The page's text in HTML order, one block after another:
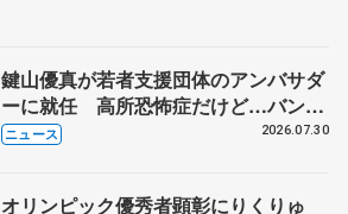
鍵山優真が若者支援団体のアンバサダ
ーに就任 高所恐怖症だけど…バンジ
ージャンプに挑戦も？
ニュース 2026.07.30
オリンピック優秀者顕彰にりくりゅ